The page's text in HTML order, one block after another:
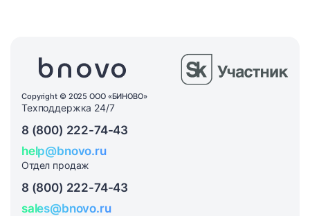
Copyright © 2025 ООО «БИНОВО»
Техподдержка 24/7
8 (800) 222-74-43
help@bnovo.ru
Отдел продаж
8 (800) 222-74-43
sales@bnovo.ru